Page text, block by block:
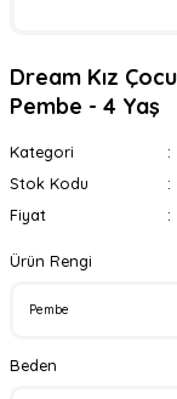
Dream Kız
Pembe - 4 Yaş
Kategori
Stok Kodu
Fiyat
Ürün Rengi
Beden